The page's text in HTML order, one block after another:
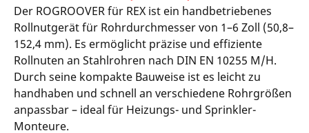
Der ROGROOVER für REX ist ein handbetriebenes
Rollnutgerät für Rohrdurchmesser von 1–6 Zoll (50,8–
152,4 mm). Es ermöglicht präzise und effiziente
Rollnuten an Stahlrohren nach DIN EN 10255 M/H.
Durch seine kompakte Bauweise ist es leicht zu
handhaben und schnell an verschiedene Rohrgrößen
anpassbar – ideal für Heizungs- und Sprinkler-
Monteure.